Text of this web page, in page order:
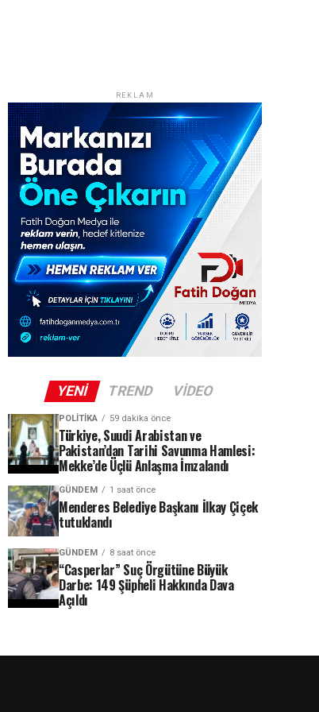
REKLAM
YENI TREND VIDEO
POLITIKA 59 dakika önce
Türkiye, Suudi Arabistan ve
Pakistan’dan Tarihi Savunma Hamlesi:
Mekke’de Üçlü Anlaşma İmzalandı
GÜNDEM 1 saat önce
Menderes Belediye Başkanı İlkay Çiçek
tutuklandı
GÜNDEM 8 saat önce
“Casperlar” Suç Örgütüne Büyük
Darbe: 149 Şüpheli Hakkında Dava
Açıldı